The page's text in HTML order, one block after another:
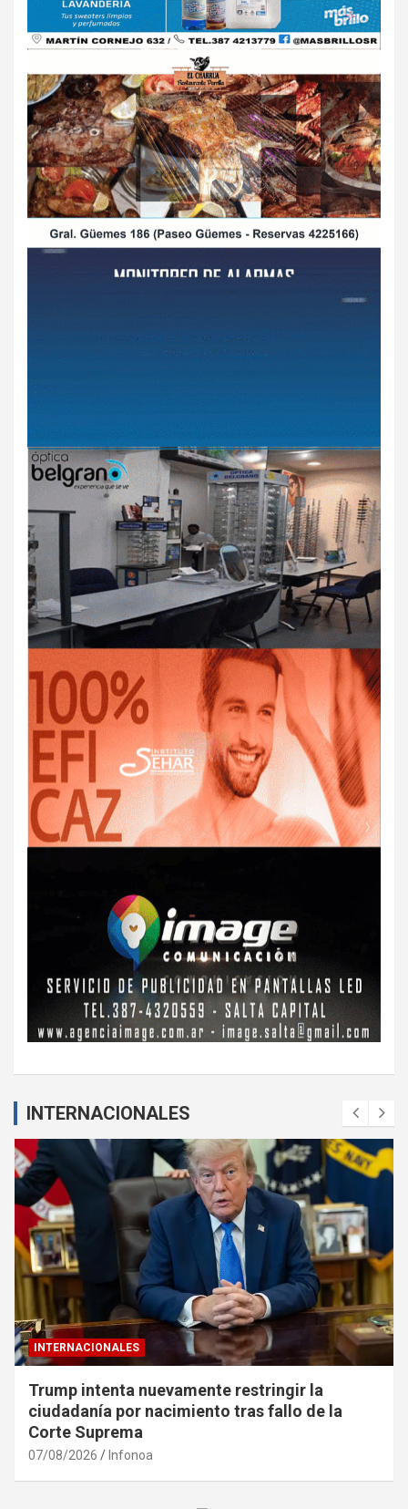
INTERNACIONALES
de la
INTERNACIONALES
Detuvieron en Salta al abogado Diego
tras volver de EE.UU. con pedido de
06/08/2026